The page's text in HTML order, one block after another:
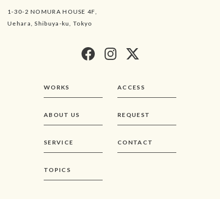
1-30-2 NOMURA HOUSE 4F,
Uehara, Shibuya-ku, Tokyo
WORKS
ABOUT US
SERVICE
TOPICS
ACCESS
REQUEST
CONTACT